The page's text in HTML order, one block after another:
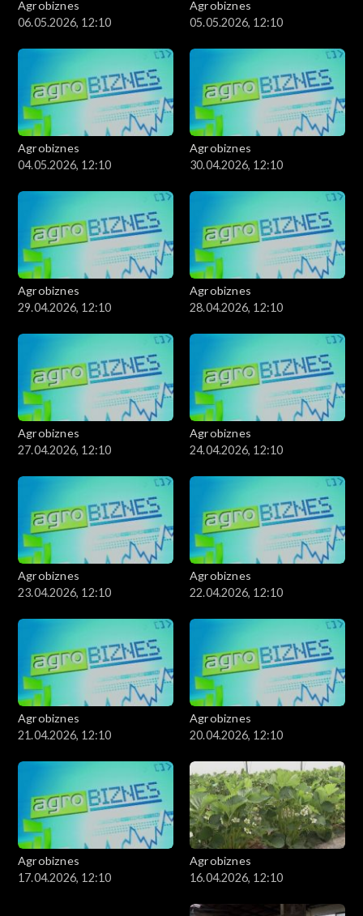
Agrobiznes
06.05.2026, 12:10
Agrobiznes
05.05.2026, 12:10
Agrobiznes
04.05.2026, 12:10
Agrobiznes
30.04.2026, 12:10
Agrobiznes
29.04.2026, 12:10
Agrobiznes
28.04.2026, 12:10
Agrobiznes
27.04.2026, 12:10
Agrobiznes
24.04.2026, 12:10
Agrobiznes
23.04.2026, 12:10
Agrobiznes
22.04.2026, 12:10
Agrobiznes
21.04.2026, 12:10
Agrobiznes
20.04.2026, 12:10
Agrobiznes
17.04.2026, 12:10
Agrobiznes
16.04.2026, 12:10